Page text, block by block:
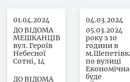
01.04.2024
ДО ВІДОМА
МЕШКАНЦІВ
вул. Героїв
Небесної
Сотні, 14
ДО ВІДОМА
04.03.2024
05.03.2024
року з 10
години в
по вулиці
буде